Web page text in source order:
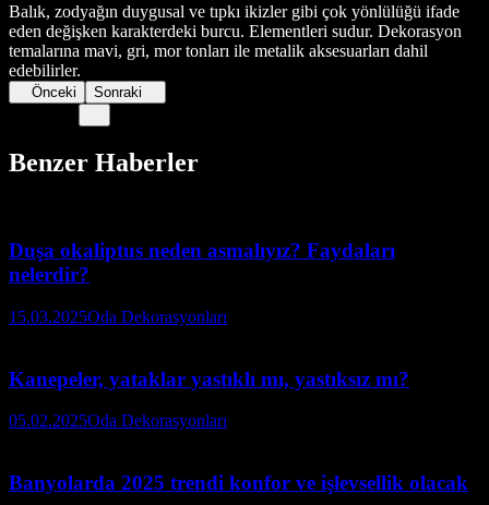
Balık, zodyağın duygusal ve tıpkı ikizler gibi çok yönlülüğü ifade
eden değişken karakterdeki burcu. Elementleri sudur. Dekorasyon
temalarına mavi, gri, mor tonları ile metalik aksesuarları dahil
edebilirler.
Önceki Sonraki
Benzer Haberler
Duşa okaliptus neden asmalıyız? Faydaları
nelerdir?
15.03.2025Oda Dekorasyonları
Kanepeler, yataklar yastıklı mı, yastıksız mı?
05.02.2025Oda Dekorasyonları
Banyolarda 2025 trendi konfor ve işlevsellik olacak